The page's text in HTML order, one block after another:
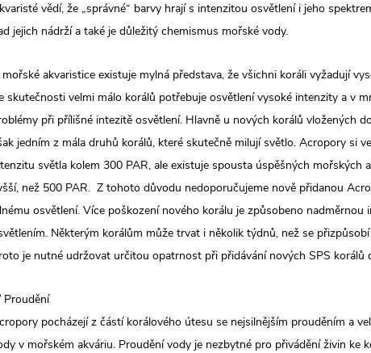
vědí, že „správné“ barvy hrají s intenzitou osvětlení i jeho
jejich nádrží a také je důležitý chemismus mořské vody.
akvaristice existuje mylná představa, že všichni koráli vyžadují
skutečnosti velmi málo korálů potřebuje osvětlení vysoké intenzity a v
při přílišné intezitě osvětlení. Hlavně u nových korálů vložených
jedním z mála druhů korálů, které skutečně milují světlo. Acropory si
světla kolem 300 PAR, ale existuje spousta úspěšných mořských
než 500 PAR. Z tohoto důvodu nedoporučujeme nově přidanou
osvětlení. Více poškození nového korálu je způsobeno
Některým korálům může trvat i několik týdnů, než se
je nutné udržovat určitou opatrnost při přidávání nových SPS korálů
Proudění
pocházejí z částí korálového útesu se nejsilnějším prouděním a
v mořském akváriu. Proudění vody je nezbytné pro přivádění živin ke